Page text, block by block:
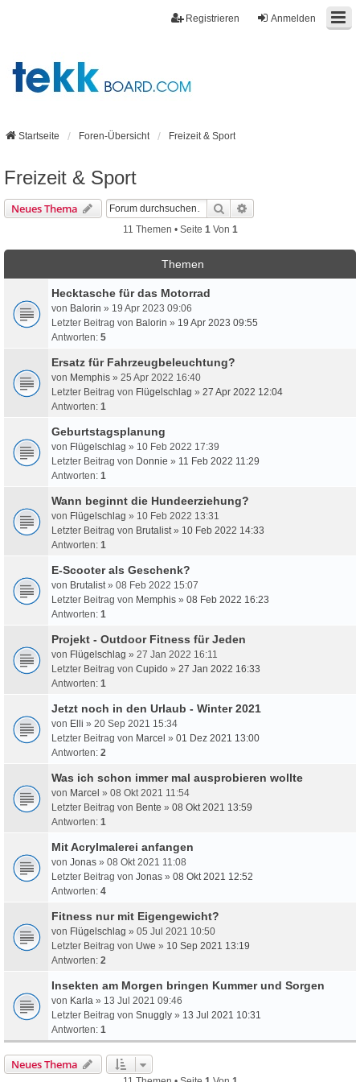
Anmelden
Registrieren
Startseite Foren-Übersicht Freizeit & Sport
Freizeit & Sport
Neues Thema Suche
11 Themen • Seite 1Von 1
Themen
Hecktasche für das Motorrad
von Balorin » 19 Apr 2023 09:06
Letzter Beitrag von Balorin » 19 Apr 2023 09:55
Antworten: 5
Ersatz für Fahrzeugbeleuchtung?
von Memphis » 25 Apr 2022 16:40
Letzter Beitrag von Flügelschlag » 27 Apr 2022 12:04
Antworten: 1
Geburtstagsplanung
von Flügelschlag » 10 Feb 2022 17:39
Letzter Beitrag von Donnie » 11 Feb 2022 11:29
Antworten: 1
Wann beginnt die Hundeerziehung?
von Flügelschlag » 10 Feb 2022 13:31
Letzter Beitrag von Brutalist» 10 Feb 2022 14:33
Antworten: 1
E-Scooter als Geschenk?
von Brutalist» 08 Feb 2022 15:07
Letzter Beitrag von Memphis » 08 Feb 2022 16:23
Antworten: 1
Projekt - Outdoor Fitness für Jeden
von Flügelschlag » 27 Jan 2022 16:11
Letzter Beitrag von Cupido » 27 Jan 2022 16:33
Antworten: 1
Jetzt noch in den Urlaub - Winter 2021
von Elli » 20 Sep 2021 15:34
Letzter Beitrag von Marcel » 01 Dez 2021 13:00
Antworten: 2
Was ich schon immer mal ausprobieren wollte
von Marcel » 08 Okt 2021 11:54
Letzter Beitrag von Bente » 08 Okt 2021 13:59
Antworten: 1
Mit Acrylmalerei anfangen
von Jonas » 08 Okt 2021 11:08
Letzter Beitrag von Jonas » 08 Okt 2021 12:52
Antworten: 4
Fitness nur mit Eigengewicht?
von Flügelschlag » 05 Jul 2021 10:50
Letzter Beitrag von Uwe » 10 Sep 2021 13:19
Antworten: 2
Insekten am Morgen bringen Kummer und Sorgen
von Karla » 13 Jul 2021 09:46
Letzter Beitrag von Snuggly » 13 Jul 2021 10:31
Antworten: 1
Neues Thema